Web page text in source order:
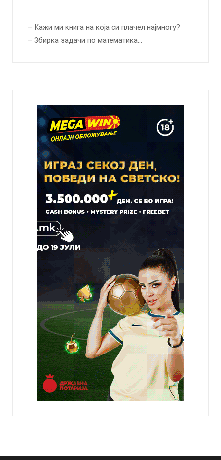
– Кажи ми книга на која си плачел најмногу?
– Збирка задачи по математика…